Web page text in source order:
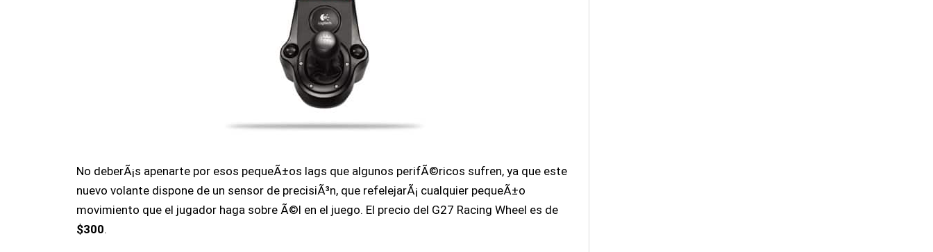
No deberÃ¡s apenarte por esos pequeÃ±os lags que algunos perifÃ©ricos sufren, ya que este
nuevo volante dispone de un sensor de precisiÃ³n, que refelejarÃ¡ cualquier pequeÃ±o
movimiento que el jugador haga sobre Ã©l en el juego. El precio del G27 Racing Wheel es de
$300.